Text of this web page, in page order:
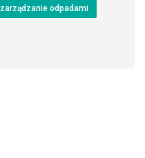
zarządzanie odpadami